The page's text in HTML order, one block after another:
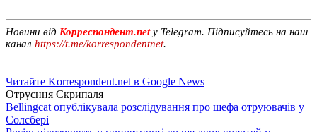
Новини від Корреспондент.netу Telegram. Підписуйтесь на наш
канал https://t.me/korrespondentnet.
Читайте Korrespondent.net в Google News
Отруєння Скрипаля
Bellingcat опублікувала розслідування про шефа отруювачів у
Солсбері